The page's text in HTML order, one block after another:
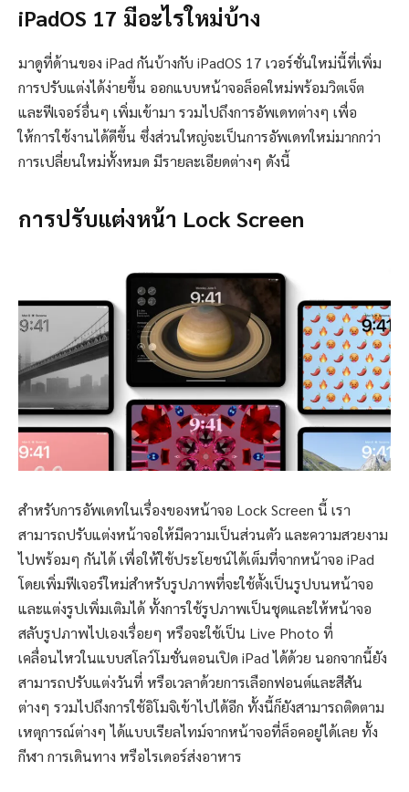
iPadOS 17 มีอะไรใหม่บ้าง
มาดูที่ด้านของ iPad กันบ้างกับ iPadOS 17 เวอร์ชั่นใหม่นี้ที่เพิ่ม
การปรับแต่งได้ง่ายขึ้น ออกแบบหน้าจอล็อคใหม่พร้อมวิตเจ็ต
และฟีเจอร์อื่นๆ เพิ่มเข้ามา รวมไปถึงการอัพเดทต่างๆ เพื่อ
ให้การใช้งานได้ดีขึ้น ซึ่งส่วนใหญ่จะเป็นการอัพเดทใหม่มากกว่า
การเปลี่ยนใหม่ทั้งหมด มีรายละเอียดต่างๆ ดังนี้
การปรับแต่งหน้า Lock Screen
สำหรับการอัพเดทในเรื่องของหน้าจอ Lock Screen นี้ เรา
สามารถปรับแต่งหน้าจอให้มีความเป็นส่วนตัว และความสวยงาม
ไปพร้อมๆ กันได้ เพื่อให้ใช้ประโยชน์ได้เต็มที่จากหน้าจอ iPad
โดยเพิ่มฟีเจอร์ใหม่สำหรับรูปภาพที่จะใช้ตั้งเป็นรูปบนหน้าจอ
และแต่งรูปเพิ่มเติมได้ ทั้งการใช้รูปภาพเป็นชุดและให้หน้าจอ
สลับรูปภาพไปเองเรื่อยๆ หรือจะใช้เป็น Live Photo ที่
เคลื่อนไหวในแบบสโลว์โมชั่นตอนเปิด iPad ได้ด้วย นอกจากนี้ยัง
สามารถปรับแต่งวันที่ หรือเวลาด้วยการเลือกฟอนต์และสีสัน
ต่างๆ รวมไปถึงการใช้อิโมจิเข้าไปได้อีก ทั้งนี้ก็ยังสามารถติดตาม
เหตุการณ์ต่างๆ ได้แบบเรียลไทม์จากหน้าจอที่ล็อคอยู่ได้เลย ทั้ง
กีฬา การเดินทาง หรือไรเดอร์ส่งอาหาร